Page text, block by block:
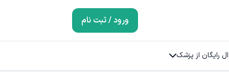
ورود / ثبت نام
رایگان از پزشک